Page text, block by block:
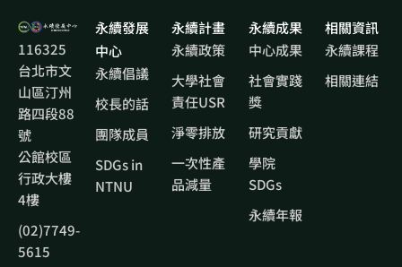
116325
台北市文
山區汀州
路四段88
號
公館校區
行政大樓
4樓
(02)7749-
5615
永續發展
中心
永續倡議
校長的話
團隊成員
SDGs in
NTNU
永續計畫
永續政策
大學社會
責任USR
淨零排放
一次性產
品減量
永續成果
中心成果
社會實踐
獎
研究貢獻
學院
SDGs
永續年報
相關資訊
永續課程
相關連結